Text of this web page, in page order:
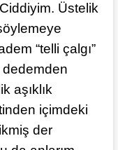
Üstelik
“telli çalgı”
aşıklık
içimdeki
der